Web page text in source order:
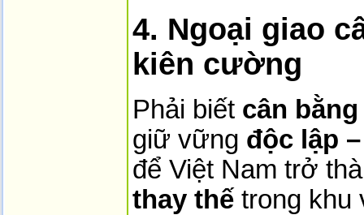
4. Ngoại giao
kiên cường
Phải biết cân
giữ vững độc lập
để Việt Nam trở
thay thế trong khu